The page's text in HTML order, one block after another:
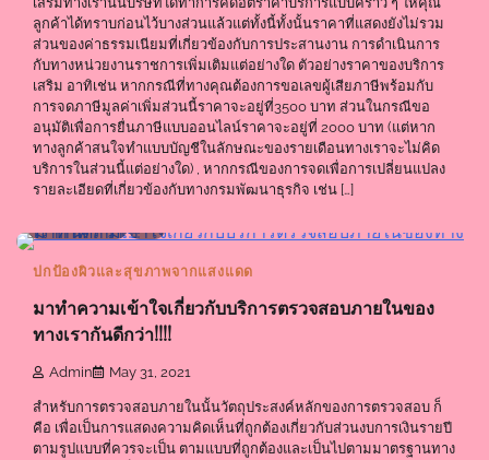
ลูกค้าได้ทราบก่อนไว้บางส่วนแล้วแต่ทั้งนี้ทั้งนั้นราคาที่แสดงยังไม่รวม
ส่วนของค่าธรรมเนียมที่เกี่ยวข้องกับการประสานงาน การดำเนินการ
กับทางหน่วยงานราชการเพิ่มเติมแต่อย่างใด ตัวอย่างราคาของบริการ
เสริม อาทิเช่น หากกรณีที่ทางคุณต้องการขอเลขผู้เสียภาษีพร้อมกับ
การจดภาษีมูลค่าเพิ่มส่วนนี้ราคาจะอยู่ที่3500 บาท ส่วนในกรณีขอ
อนุมัติเพื่อการยื่นภาษีแบบออนไลน์ราคาจะอยู่ที่ 2000 บาท (แต่หาก
ทางลูกค้าสนใจทำแบบบัญชีในลักษณะของรายเดือนทางเราจะไม่คิด
บริการในส่วนนี้แต่อย่างใด) , หากกรณีของการจดเพื่อการเปลี่ยนแปลง
รายละเอียดที่เกี่ยวข้องกับทางกรมพัฒนาธุรกิจ เช่น […]
ปกป้องผิวและสุขภาพจากแสงแดด
มาทำความเข้าใจเกี่ยวกับบริการตรวจสอบภายในของ
ทางเรากันดีกว่า!!!!
Admin May 31, 2021
สำหรับการตรวจสอบภายในนั้นวัตถุประสงค์หลักของการตรวจสอบ ก็
คือ เพื่อเป็นการแสดงความคิดเห็นที่ถูกต้องเกี่ยวกับส่วนงบการเงินรายปี
ตามรูปแบบที่ควรจะเป็น ตามแบบที่ถูกต้องและเป็นไปตามมาตรฐานทาง